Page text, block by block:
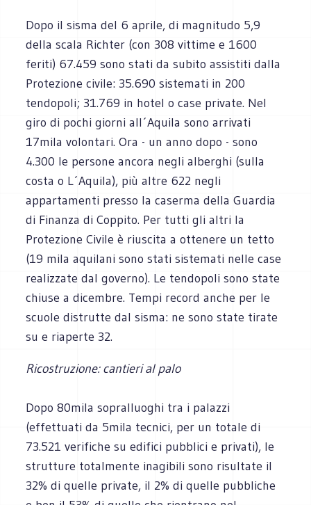
Dopo il sisma del 6 aprile, di magnitudo 5,9
della scala Richter (con 308 vittime e 1600
feriti) 67.459 sono stati da subito assistiti dalla
Protezione civile: 35.690 sistemati in 200
tendopoli; 31.769 in hotel o case private. Nel
giro di pochi giorni all´Aquila sono arrivati
17mila volontari. Ora - un anno dopo - sono
4.300 le persone ancora negli alberghi (sulla
costa o L´Aquila), più altre 622 negli
appartamenti presso la caserma della Guardia
di Finanza di Coppito. Per tutti gli altri la
Protezione Civile è riuscita a ottenere un tetto
(19 mila aquilani sono stati sistemati nelle case
realizzate dal governo). Le tendopoli sono state
chiuse a dicembre. Tempi record anche per le
scuole distrutte dal sisma: ne sono state tirate
su e riaperte 32.
Ricostruzione: cantieri al palo
Dopo 80mila sopralluoghi tra i palazzi
(effettuati da 5mila tecnici, per un totale di
73.521 verifiche su edifici pubblici e privati), le
strutture totalmente inagibili sono risultate il
32% di quelle private, il 2% di quelle pubbliche